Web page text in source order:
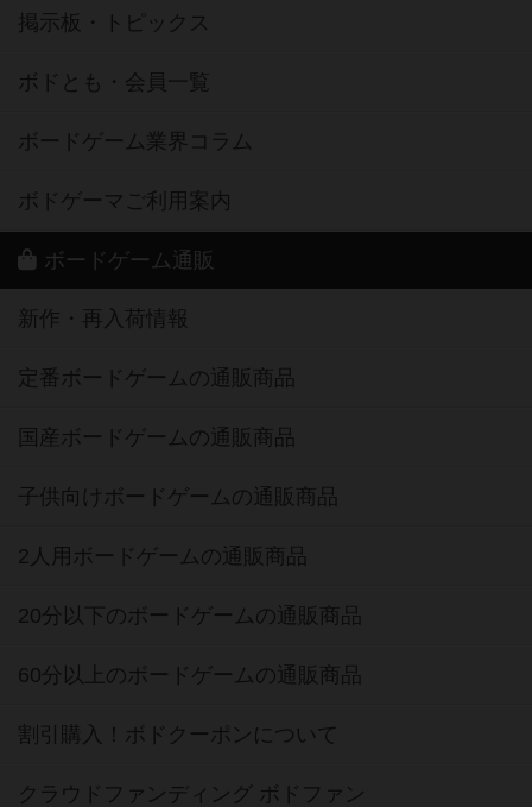
掲示板・トピックス
ボドとも・会員一覧
ボードゲーム業界コラム
ボドゲーマご利用案内
ボードゲーム通販
新作・再入荷情報
定番ボードゲームの通販商品
国産ボードゲームの通販商品
子供向けボードゲームの通販商品
2人用ボードゲームの通販商品
20分以下のボードゲームの通販商品
60分以上のボードゲームの通販商品
割引購入！ボドクーポンについて
クラウドファンディング ボドファン